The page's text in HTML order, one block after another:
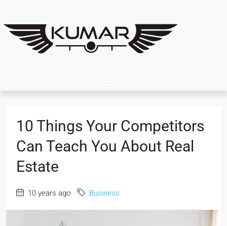
10 Things Your Competitors
Can Teach You About Real
Estate
10 years ago Business